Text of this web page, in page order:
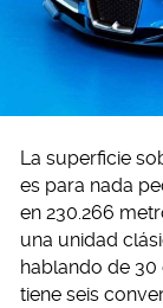
La superficie
es para nada
en 230.266
una unidad
hablando de 30
tiene seis